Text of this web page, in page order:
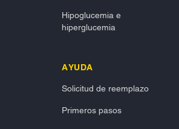
Hipoglucemia e
hiperglucemia
AYUDA
Solicitud de reemplazo
Primeros pasos